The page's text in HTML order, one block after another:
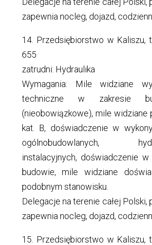
zapewnia nocleg, dojazd,
14. Przedsiębiorstwo w Kaliszu,
655
zatrudni: Hydraulika
Wymagania: Mile widziane
techniczne w zakresie
(nieobowiązkowe), mile widziane
kat. B, doświadczenie w
ogólnobudowlanych,
instalacyjnych, doświadczenie
budowie, mile widziane
podobnym stanowisku.
Delegacje na terenie całej Polski,
zapewnia nocleg, dojazd,
15. Przedsiębiorstwo w Kaliszu,